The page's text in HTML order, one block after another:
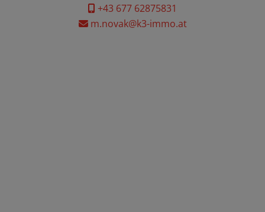
+43 677 62875831
m.novak@k3-immo.at